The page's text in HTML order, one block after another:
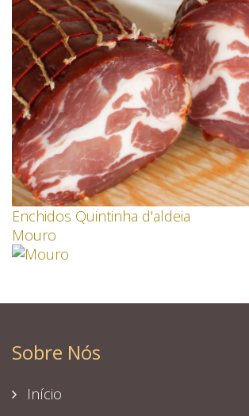
Enchidos Quintinha d'aldeia
Mouro
Sobre Nós
Início